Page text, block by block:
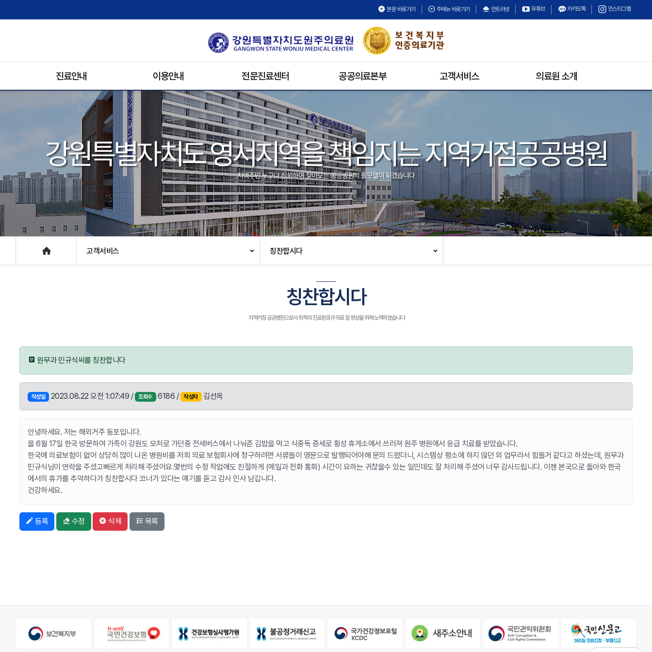
본문 바로가기 주메뉴 바로가기 인트라넷 유튜브 카카오톡 인스타그램
진료안내
진료과/의료진
진료예약안내
입/퇴원안내
비급여 수가 안내
진료협력팀
이용안내
원내배치도
병문안
입원생활
기록사본발급
주차안내
장례식장
자원봉사안내
전화번호 안내
오시는 길
층별안내
전문진료센터
건강검진센터
재활치료센터
내시경센터
호스피스완화의료센터
공공어린이재활의료센터
심뇌혈관센터
공공의료본부
공공보건의료협력팀
공공의료활동
고객서비스
수의계약
경영정보공개
상담안내
불만 및 고충처리안내
칭찬합시다
환자권리장전
CCTV 현황
의료원 소개
안전보건경영방침
의료원 연혁
기구 및 조직
강원특별자치도 영서지역을 책임지는지역거점공공병원
지역주민 누구나 신뢰하며 찾아오는 공공병원의 롤모델이 되겠습니다
고객서비스 칭찬합시다
칭찬합시다
지역거점 공공병원으로서 최적의 진료환경과 의료 질 향상을 위해 노력하겠습니다
원무과 민규식씨를 칭찬합니다
작성일 2023.08.22 오전 1:07:49 / 조회수 6186 / 작성자 김선옥
안녕하세요. 저는 해외거주 동포입니다.
올 6월 17일 한국 방문하여 가족이 강원도 모처로 가던중 전세버스에서 나눠준 김밥을 먹고 식중독 증세로 횡성 휴게소에서 쓰러져 원주 병원에서 응급 치료를 받았습니다.
한국에 의료보험이 없어 상당히 많이 나온 병원비를 저희 의료 보험회사에 청구하려면 서류들이 영문으로 발행되어야해 문의 드렸더니, 시스템상 평소에 하지 않던 외 업무라서 힘들거 같다고 하셨는데, 원무과
민규식님이 연락을 주셨고빠르게 처리해 주셨어요.몇번의 수정 작업에도 친절하게 (메일과 전화 통화) 시간이 요하는 귀챦을수 있는 일인데도 잘 처리해 주셨어 너무 감사드립니다. 이젠 본국으로 돌아와 한국
에서의 휴가를 추억하다가 칭찬합시다 코너가 있다는 얘기를 듣고 감사 인사 남깁니다.
건강하세요.
등록 수정 삭제 목록